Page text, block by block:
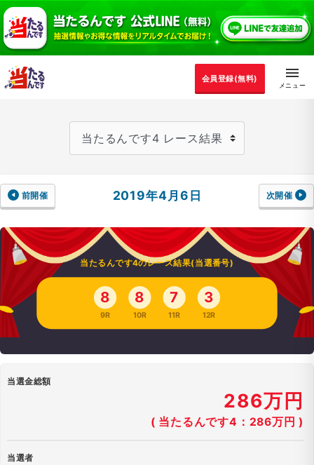
会員登録(無料)
前開催 2019年4月6日 次開催
当たるんです4のレース結果(当選番号)
8
9R
8
10R
7
11R
3
12R
当選金総額
286万円
( 当たるんです4：286万円 )
当選者